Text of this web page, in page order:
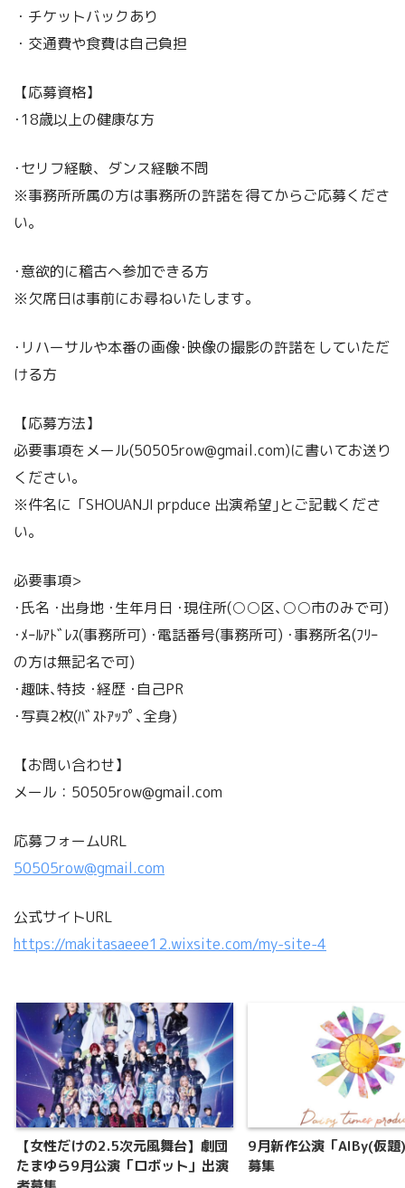
・チケットバックあり
​・交通費や食費は自己負担
【応募資格】
･18歳以上の健康な方
･セリフ経験、ダンス経験不問
※事務所所属の方は事務所の許諾を得てからご応募くださ
い｡
･意欲的に稽古へ参加できる方
※欠席日は事前にお尋ねいたします｡
･リハーサルや本番の画像･映像の撮影の許諾をしていただ
ける方
【応募方法】
必要事項をメール(50505row@gmail.com)に書いてお送り
ください。
※件名に「SHOUANJI prpduce 出演希望｣とご記載くださ
い｡
必要事項>
･氏名 ･出身地 ･生年月日 ･現住所(○○区､○○市のみで可)
･ﾒｰﾙｱﾄﾞﾚｽ(事務所可) ･電話番号(事務所可) ･事務所名(ﾌﾘｰ
の方は無記名で可)
･趣味､特技 ･経歴 ･自己PR
･写真2枚(ﾊﾞｽﾄｱｯﾌﾟ､全身)
【お問い合わせ】
メール：50505row@gmail.com
応募フォームURL
50505row@gmail.com
公式サイトURL
https://makitasaeee12.wixsite.com/my-site-4
【女性だけの2.5次元風舞台】劇団
たまゆら9月公演「ロボット」出演
9月新作公演「AIBy(仮題
募集